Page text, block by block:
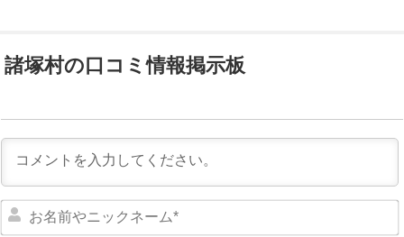
諸塚村の口コミ情報掲示板